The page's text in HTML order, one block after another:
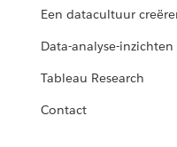
Een datacultuur
Data-analyse-inzichten
Tableau Research
Contact